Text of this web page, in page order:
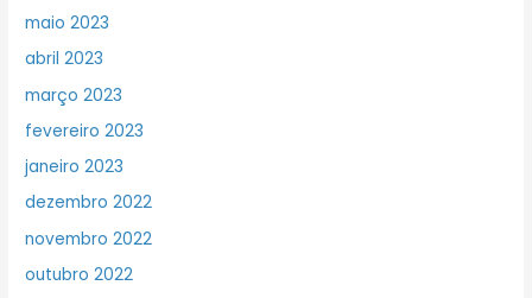
maio 2023
abril 2023
março 2023
fevereiro 2023
janeiro 2023
dezembro 2022
novembro 2022
outubro 2022